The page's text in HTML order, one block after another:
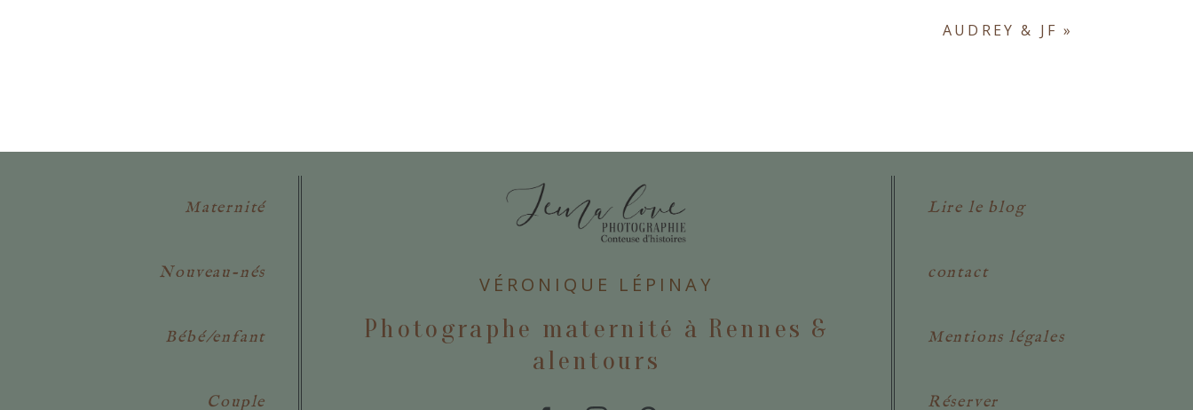
AUDREY & JF »
Maternité
Nouveau-nés
Bébé/enfant
Couple
VÉRONIQUE LÉPINAY
Photographe maternité à Rennes &
alentours
Lire le blog
contact
Mentions légales
Réserver